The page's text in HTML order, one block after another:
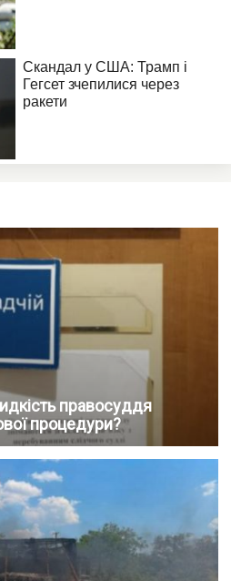
правосуддя
процедури?